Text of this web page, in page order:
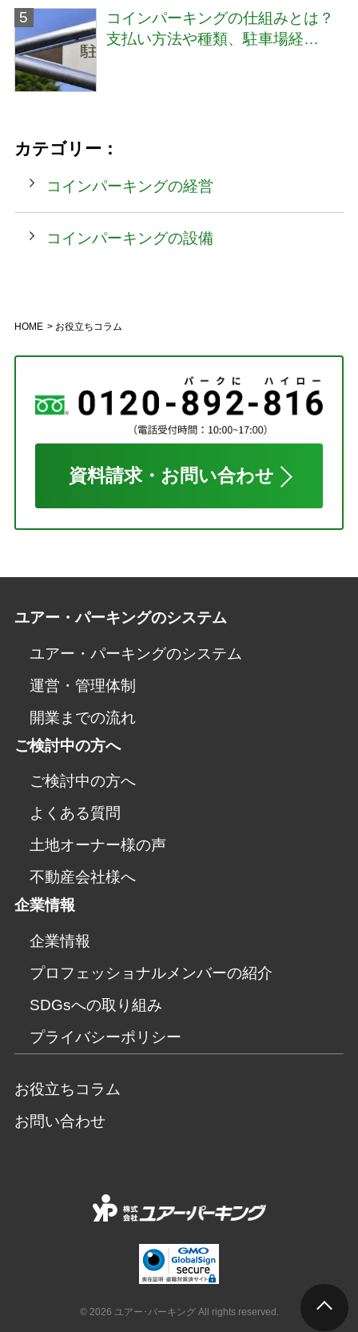
コインパーキングの仕組みとは？
支払い方法や種類、駐車場経…
カテゴリー：
コインパーキングの経営
コインパーキングの設備
HOME お役立ちコラム
資料請求・お問い合わせ
ユアー・パーキングのシステム
ユアー・パーキングのシステム
運営・管理体制
開業までの流れ
ご検討中の方へ
ご検討中の方へ
よくある質問
土地オーナー様の声
不動産会社様へ
企業情報
企業情報
プロフェッショナルメンバーの紹介
SDGsへの取り組み
プライバシーポリシー
お役立ちコラム
お問い合わせ
© 2026 ユアー･パーキング All rights reserved.